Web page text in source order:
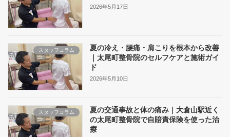
2026年5月17日
スタッフコラム
夏の冷え・腰痛・肩こりを根本から改善
｜太尾町整骨院のセルフケアと施術ガイ
ド
2026年5月10日
スタッフコラム
夏の交通事故と体の痛み｜大倉山駅近く
の太尾町整骨院で自賠責保険を使った治
療